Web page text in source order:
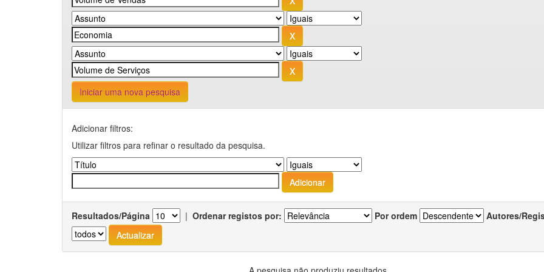
Iniciar uma nova pesquisa
Adicionar filtros:
Utilizar filtros para refinar o resultado da pesquisa.
Resultados/Página | Ordenar registos por: Por ordem Autores/